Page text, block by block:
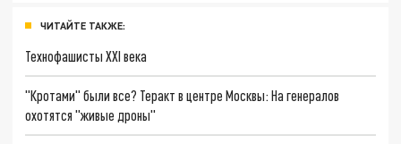
ЧИТАЙТЕ ТАКЖЕ:
Технофашисты XXI века
"Кротами" были все? Теракт в центре Москвы: На генералов
охотятся "живые дроны"